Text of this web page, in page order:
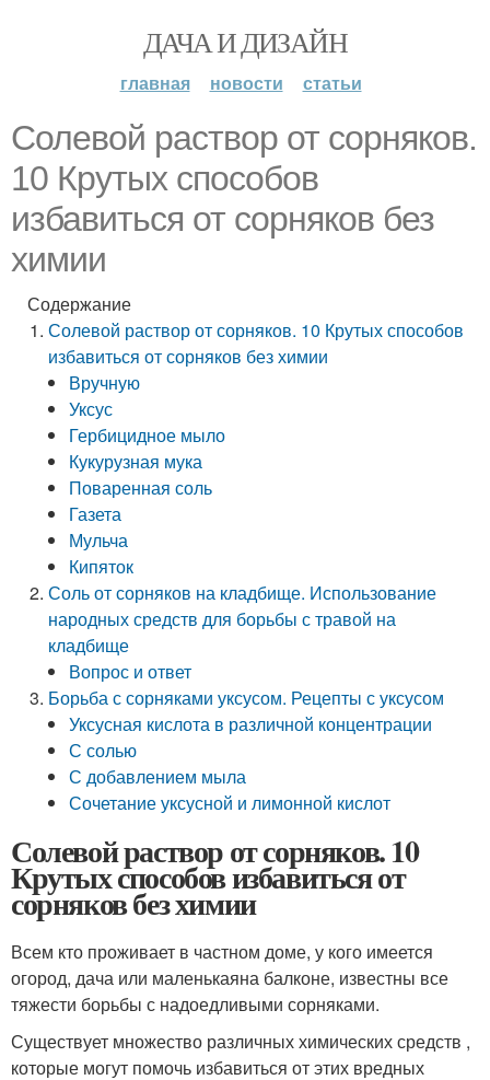
ДАЧА И ДИЗАЙН
главная новости статьи
Солевой раствор от сорняков.
10 Крутых способов
избавиться от сорняков без
химии
Содержание
Солевой раствор от сорняков. 10 Крутых способов
избавиться от сорняков без химии
Вручную
Уксус
Гербицидное мыло
Кукурузная мука
Поваренная соль
Газета
Мульча
Кипяток
Соль от сорняков на кладбище. Использование
народных средств для борьбы с травой на
кладбище
Вопрос и ответ
Борьба с сорняками уксусом. Рецепты с уксусом
Уксусная кислота в различной концентрации
С солью
С добавлением мыла
Сочетание уксусной и лимонной кислот
Солевой раствор от сорняков. 10
Крутых способов избавиться от
сорняков без химии
Всем кто проживает в частном доме, у кого имеется
огород, дача или маленькаяна балконе, известны все
тяжести борьбы с надоедливыми сорняками.
Существует множество различных химических средств ,
которые могут помочь избавиться от этих вредных